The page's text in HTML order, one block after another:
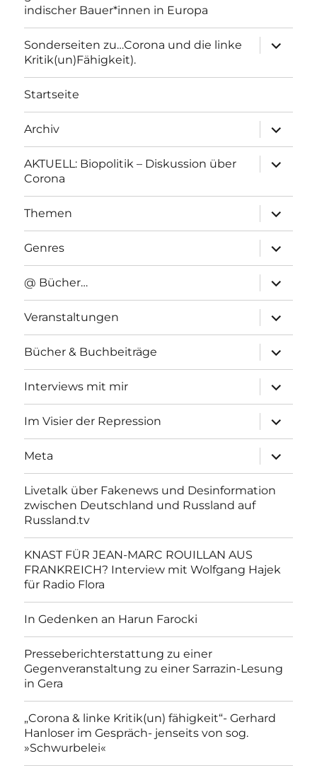
indischer Bauer*innen in Europa
Sonderseiten zu…Corona und die linke
Kritik(un)Fähigkeit).
anzeigen
Startseite
Archiv
anzeigen
AKTUELL: Biopolitik – Diskussion über
Corona
anzeigen
Themen
anzeigen
Genres
anzeigen
@ Bücher…
anzeigen
Veranstaltungen
anzeigen
Bücher & Buchbeiträge
anzeigen
Interviews mit mir
anzeigen
Im Visier der Repression
anzeigen
Meta
anzeigen
Livetalk über Fakenews und Desinformation
zwischen Deutschland und Russland auf
Russland.tv
KNAST FÜR JEAN-MARC ROUILLAN AUS
FRANKREICH? Interview mit Wolfgang Hajek
für Radio Flora
In Gedenken an Harun Farocki
Presseberichterstattung zu einer
Gegenveranstaltung zu einer Sarrazin-Lesung
in Gera
„Corona & linke Kritik(un) fähigkeit“- Gerhard
Hanloser im Gespräch- jenseits von sog.
»Schwurbelei«